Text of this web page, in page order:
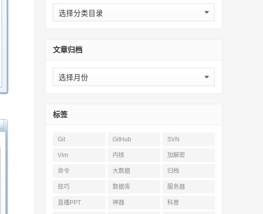
分
类
文章归档
文
章
标签
Git GitHub SVN
Vim 内核 加解密
命令 大数据 归档
技巧 数据库 服务器
直播PPT 神器 科普